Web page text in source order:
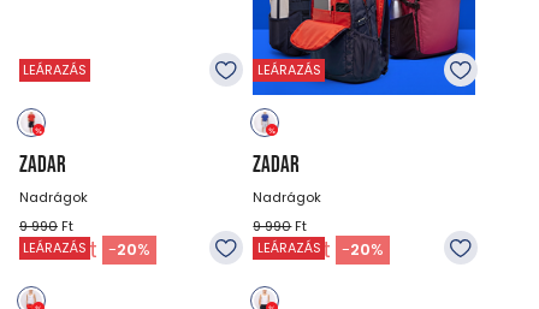
LEÁRAZÁS
ZADAR
Nadrágok
9 990 Ft
7 990Ft -20%
LEÁRAZÁS
ZADAR
Nadrágok
9 990Ft
7 990Ft -20%
LEÁRAZÁS LEÁRAZÁS